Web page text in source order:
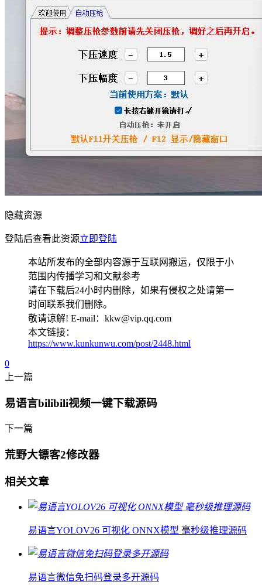
隐藏资源
登陆后查看此资源立即登陆
本站所发布的全部内容源于互联网搬运，仅限于小
范围内传播学习和文献参考
请在下载后24小时内删除，如果有侵权之处请第一
时间联系我们删除。
敬请谅解! E-mail：kkw@vip.qq.com
本文链接：
https://www.kunkunwu.com/post/2448.html
0
上一篇
易语言bilibili视频一键下载源码
下一篇
荒野大镖客2修改器
相关文章
易语言YOLOV26 可视化 ONNX模型 毫秒级推理源码
易语言微信免扫码登录多开源码